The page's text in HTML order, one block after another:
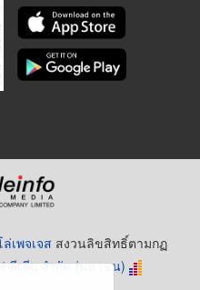
เพจเจส สงวนลิขสิทธิ์ตามกฏ
มีเดีย จำกัด (มหาชน)